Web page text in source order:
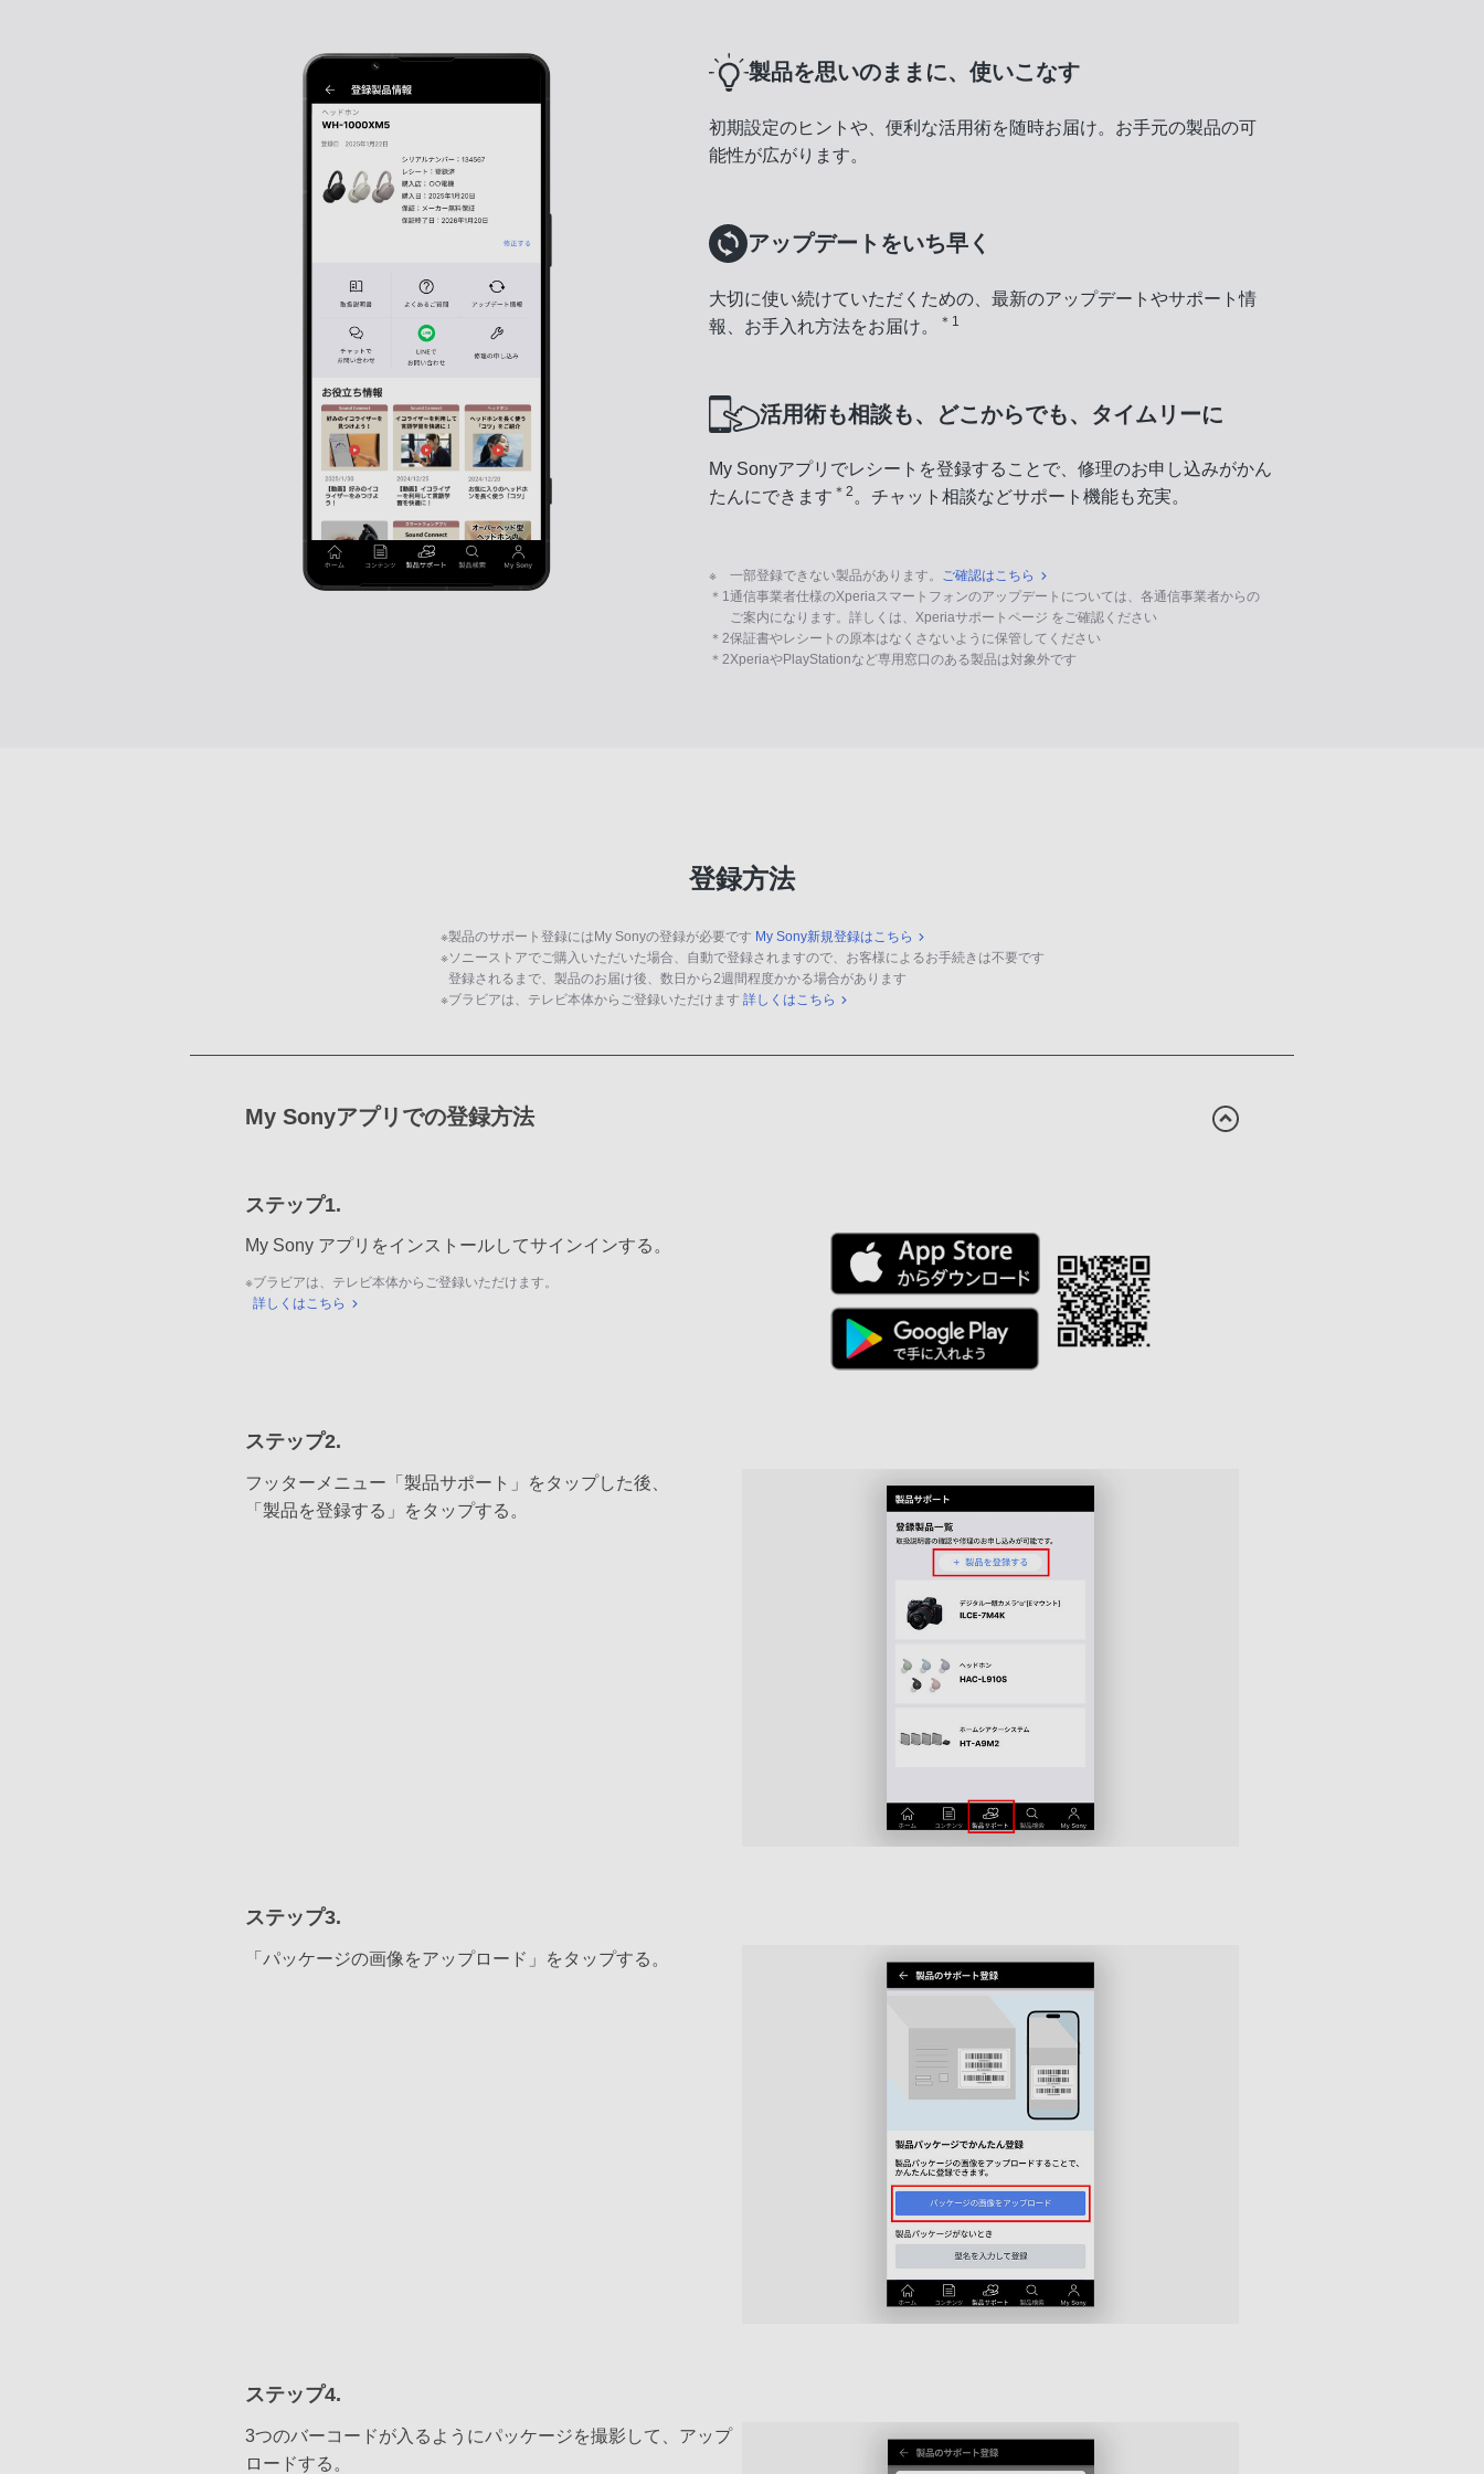
製品を思いのままに、使いこなす
初期設定のヒントや、便利な活用術を随時お届け。お手元の製品の可
能性が広がります。
アップデートをいち早く
大切に使い続けていただくための、最新のアップデートやサポート情
報、お手入れ方法をお届け。
＊1
活用術も相談も、どこからでも、 タイムリーに
My Sonyアプリでレシートを登録することで、修理のお申し込みがかん
たんにできます ＊2 。チャット相談などサポート機能も充実。
※ 一部登録できない製品があります。 ご確認はこちら
＊1通信事業者仕様のXperiaスマートフォンのアップデートについては、各通信事業者からの
ご案内になります。詳しくは、Xperiaサポートページ をご確認ください
＊2保証書やレシートの原本はなくさないように保管してください
＊2XperiaやPlayStationなど専用窓口のある製品は対象外です
登録方法
※製品のサポート登録にはMy Sonyの登録が必要です My Sony新規登録はこちら
※ソニーストアでご購入いただいた場合、自動で登録されますので、お客様によるお手続きは不要です
登録されるまで、製品のお届け後、数日から2週間程度かかる場合があります
※ブラビアは、テレビ本体からご登録いただけます 詳しくはこちら
My Sonyアプリでの登録方法
ステップ1.
My Sony アプリをインストールしてサインインする。
※ブラビアは、テレビ本体からご登録いただけます。
詳しくはこちら
ステップ2.
フッターメニュー「製品サポート」をタップした後、
「製品を登録する」をタップする。
ステップ3.
「パッケージの画像をアップロード」をタップする。
ステップ4.
3つのバーコードが入るようにパッケージを撮影して、アップ
ロードする。